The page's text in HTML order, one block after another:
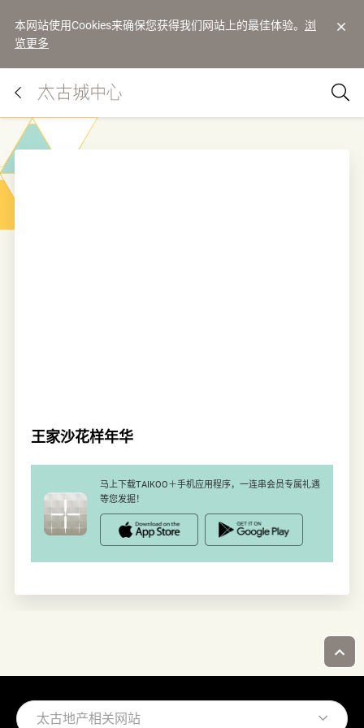
本网站使用Cookies来确保您获得我们网站上的最佳体验。 浏
览更多
王家沙花样年华
马上下载TAIKOO＋手机应用程序，一连串会员专属礼遇
等您发掘！
太古地产相关网站